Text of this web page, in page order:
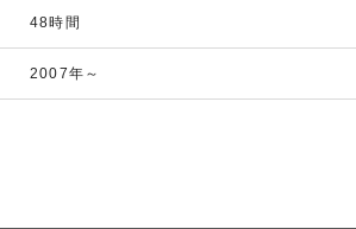
48時間
2007年～